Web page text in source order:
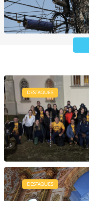
DESTAQUES
DESTAQUES